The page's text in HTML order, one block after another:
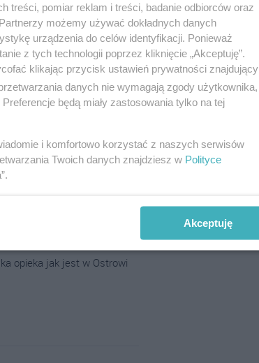
śmiech na sali jeszcze się
opieka jak jest w Ostrowi
treści, pomiar reklam i treści, badanie odbiorców oraz
możemy używać dokładnych danych
urządzenia do celów identyfikacji. Ponieważ
z tych technologii poprzez kliknięcie „Akceptuję”.
klikając przycisk ustawień prywatności znajdujący
danych nie wymagają zgody użytkownika,
będą miały zastosowania tylko na tej
i komfortowo korzystać z naszych serwisów
Twoich danych znajdziesz w Polityce
Akceptuję